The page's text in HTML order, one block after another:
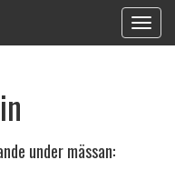
under mässan: